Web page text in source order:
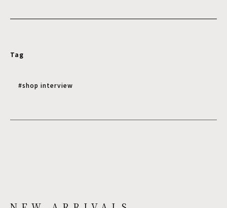
Tag
#shop interview